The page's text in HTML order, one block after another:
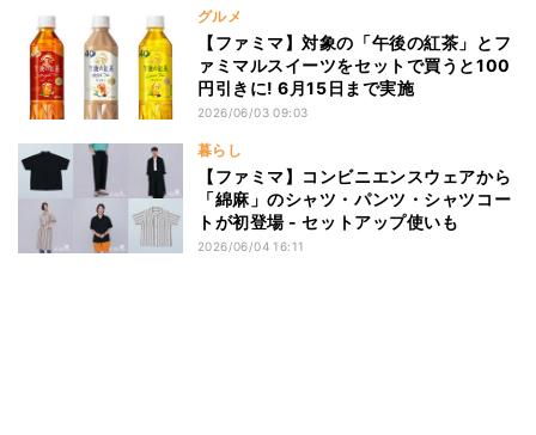
グルメ
【ファミマ】対象の「午後の紅茶」とフ
ァミマルスイーツをセットで買うと100
円引きに! 6月15日まで実施
2026/06/03 09:03
暮らし
【ファミマ】コンビニエンスウェアから
「綿麻」のシャツ・パンツ・シャツコー
トが初登場 - セットアップ使いも
2026/06/04 16:11